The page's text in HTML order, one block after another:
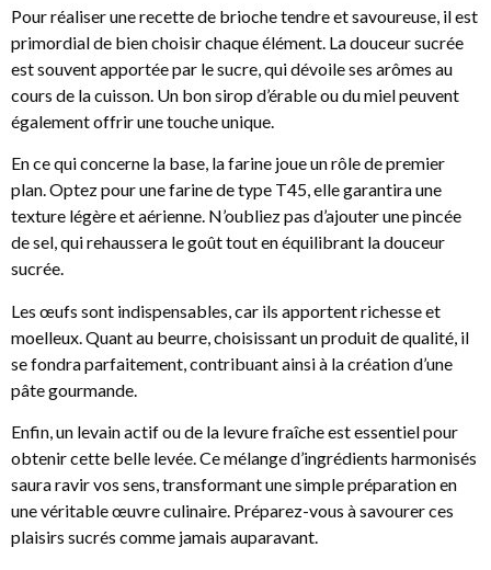
Pour réaliser une recette de brioche tendre et savoureuse, il est
primordial de bien choisir chaque élément. La douceur sucrée
est souvent apportée par le sucre, qui dévoile ses arômes au
cours de la cuisson. Un bon sirop d’érable ou du miel peuvent
également offrir une touche unique.
En ce qui concerne la base, la farine joue un rôle de premier
plan. Optez pour une farine de type T45, elle garantira une
texture légère et aérienne. N’oubliez pas d’ajouter une pincée
de sel, qui rehaussera le goût tout en équilibrant la douceur
sucrée.
Les œufs sont indispensables, car ils apportent richesse et
moelleux. Quant au beurre, choisissant un produit de qualité, il
se fondra parfaitement, contribuant ainsi à la création d’une
pâte gourmande.
Enfin, un levain actif ou de la levure fraîche est essentiel pour
obtenir cette belle levée. Ce mélange d’ingrédients harmonisés
saura ravir vos sens, transformant une simple préparation en
une véritable œuvre culinaire. Préparez-vous à savourer ces
plaisirs sucrés comme jamais auparavant.